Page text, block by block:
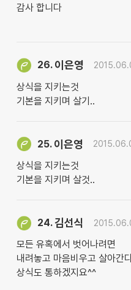
감사 합니다
26. 이은영
상식을 지키는것
기본을 지키며 살기..
25. 이은영
상식을 지키는것
기본을 지키며 살것..
24.김선식
모든 유혹에서 벗어나려면
내려놓고 마음비우고 살아간
상식도 통하겠지요^^